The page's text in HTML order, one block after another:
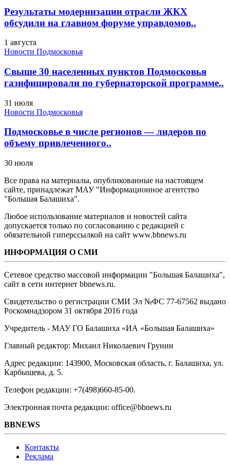
Результаты модернизации отрасли ЖКХ
обсудили на главном форуме управдомов..
1 августа
Новости Подмосковья
Свыше 30 населенных пунктов Подмосковья
газифицировали по губернаторской программе..
31 июля
Новости Подмосковья
Подмосковье в числе регионов — лидеров по
объему привлеченного..
30 июля
Все права на материалы, опубликованные на настоящем
сайте, принадлежат МАУ "Информационное агентство
"Большая Балашиха".
Любое использование материалов и новостей сайта
допускается только по согласованию с редакцией с
обязательной гиперссылкой на сайт www.bbnews.ru
ИНФОРМАЦИЯ О СМИ
Сетевое средство массовой информации "Большая Балашиха",
сайт в сети интернет bbnews.ru.
Свидетельство о регистрации СМИ Эл №ФС ‎77-67562 выдано
Роскомнадзором 31 октября 2016 года
Учредитель - МАУ ГО Балашиха «ИА «Большая Балашиха»
Главный редактор: Михаил Николаевич Грунин
Адрес редакции: 143900, Московская область, г. Балашиха, ул.
Карбышева, д. 5.
Телефон редакции: +7(498)660-85-00.
Электронная почта редакции: office@bbnews.ru
BBNEWS
Контакты
Реклама